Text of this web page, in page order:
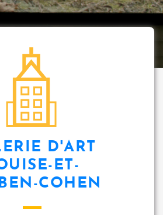
D'ART
ET-
COHEN